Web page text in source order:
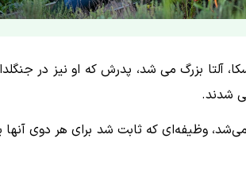
آلتا بزرگ می شد، پدرش که او نیز در
شدند.
اغلب به پنی 10 ساله و مادرش سپرده می‌شد، وظیفه‌ای که ثابت شد برای هر دوی